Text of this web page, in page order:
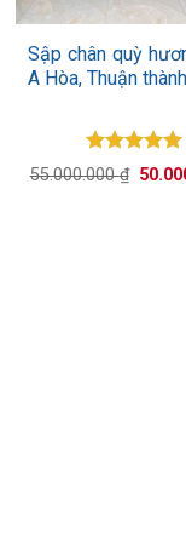
Sập chân quỳ
A Hòa, Thuận
Được xếp
hạng5.00
55.000.000₫ Giá